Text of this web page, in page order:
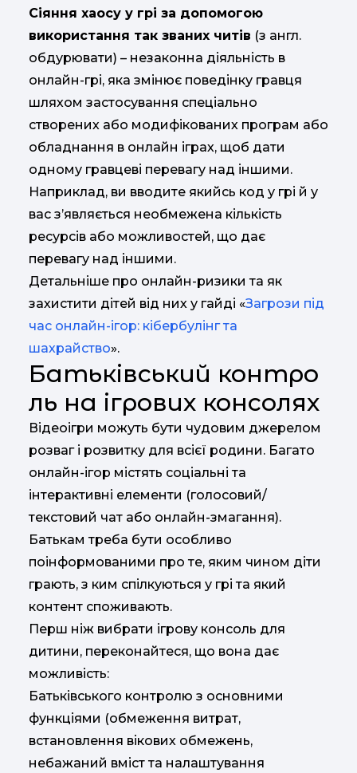
Сіяння хаосу у грі за допомогою
використання так званих читів (з англ.
обдурювати) – незаконна діяльність в
онлайн-грі, яка змінює поведінку гравця
шляхом застосування спеціально
створених або модифікованих програм або
обладнання в онлайн іграх, щоб дати
одному гравцеві перевагу над іншими.
Наприклад, ви вводите якийсь код у грі й у
вас з’являється необмежена кількість
ресурсів або можливостей, що дає
перевагу над іншими.
Детальніше про онлайн-ризики та як
захистити дітей від них у гайді «Загрози під
час онлайн-ігор: кібербулінг та
шахрайство».
Батьківський контро
ль на ігрових консолях
Відеоігри можуть бути чудовим джерелом
розваг і розвитку для всієї родини. Багато
онлайн-ігор містять соціальні та
інтерактивні елементи (голосовий/
текстовий чат або онлайн-змагання).
Батькам треба бути особливо
поінформованими про те, яким чином діти
грають, з ким спілкуються у грі та який
контент споживають.
Перш ніж вибрати ігрову консоль для
дитини, переконайтеся, що вона дає
можливість:
Батьківського контролю з основними
функціями (обмеження витрат,
встановлення вікових обмежень,
небажаний вміст та налаштування